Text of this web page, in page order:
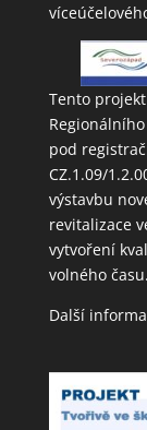
Tento
pod
CZ.1.09/
výstavbu
revitalizace
vytvoření
volného času.
Další